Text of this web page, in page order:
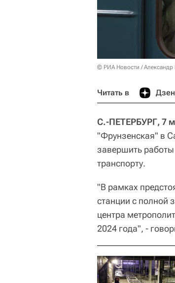
© РИА Новости / Александр
Читать в Дзен
С.-ПЕТЕРБУРГ, 7
"Фрунзенская" в
завершить
транспорту.
"В рамках
станции с полной
центра
2024 года", -